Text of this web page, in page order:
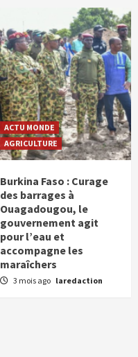
ACTU MONDE
AGRICULTURE
Burkina Faso : Curage
des barrages à
Ouagadougou, le
gouvernement agit
pour l’eau et
accompagne les
maraîchers
3 mois ago laredaction